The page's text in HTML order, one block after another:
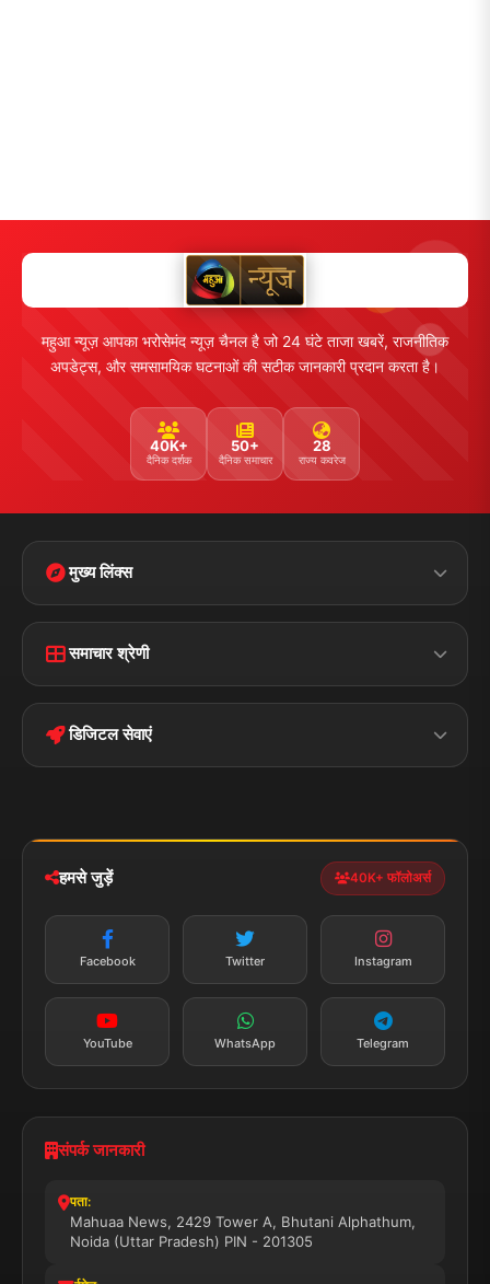
महुआ न्यूज़ आपका भरोसेमंद न्यूज़ चैनल है जो 24 घंटे ताजा खबरें, राजनीतिक
अपडेट्स, और समसामयिक घटनाओं की सटीक जानकारी प्रदान करता है।
40K+
दैनिक दर्शक
50+
दैनिक समाचार
28
राज्य कवरेज
मुख्य लिंक्स
Disclaimer
Terms &
Privacy Policy
समाचार श्रेणी
पॉलिटिकल झारखण्ड
डिजिटल सेवाएं
न्यूज़ अलर्ट
तत्काल अपडेट
सब्सक्राइब करें
हमसे जुड़ें 40K+ फॉलोअर्स
Facebook Twitter Instagram
YouTube WhatsApp Telegram
संपर्क जानकारी
पता:
Mahuaa News, 2429 Tower A, Bhutani Alphathum,
Noida (Uttar Pradesh) PIN - 201305